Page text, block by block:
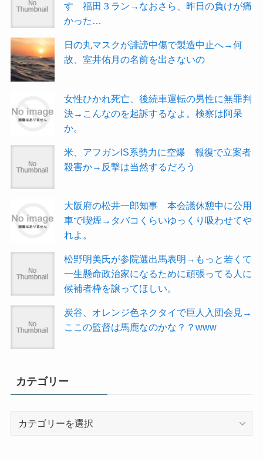
す 福田３ラン→なおさら、昨日の負けが痛
かった…
日の丸マスクが誹謗中傷で製造中止へ→何
故、室井佑月の名前を出さないの
女性ひかれ死亡、後続車運転の男性に無罪判
決→こんなのを起訴するなよ。検察は阿呆
か。
米、アフガンIS系勢力に空爆 報復で立案者
殺害か→反撃は当然するだろう
大阪府の松井一郎知事 本会議休憩中に公用
車で喫煙→タバコくらいゆっくり吸わせてや
れよ。
松野明美氏が参院選出馬表明→もっと若くて
一生懸命政治家になるために頑張ってる人に
候補者枠を譲ってほしい。
炭谷、オレンジ色ネクタイで巨人入団会見→
ここの監督は馬鹿なのかな？？www
カテゴリー